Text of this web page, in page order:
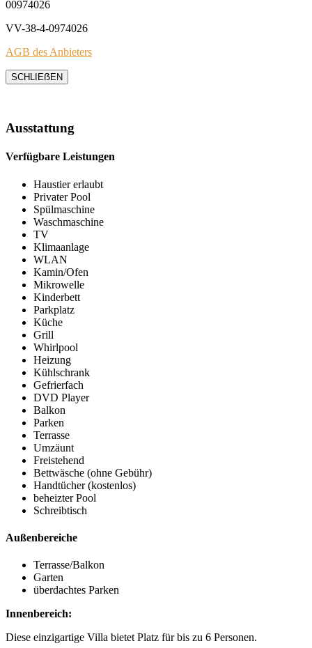
00974026
VV-38-4-0974026
AGB des Anbieters
SCHLIEẞEN
Ausstattung
Verfügbare Leistungen
Haustier erlaubt
Privater Pool
Spülmaschine
Waschmaschine
TV
Klimaanlage
WLAN
Kamin/Ofen
Mikrowelle
Kinderbett
Parkplatz
Küche
Grill
Whirlpool
Heizung
Kühlschrank
Gefrierfach
DVD Player
Balkon
Parken
Terrasse
Umzäunt
Freistehend
Bettwäsche (ohne Gebühr)
Handtücher (kostenlos)
beheizter Pool
Schreibtisch
Außenbereiche
Terrasse/Balkon
Garten
überdachtes Parken
Innenbereich:
Diese einzigartige Villa bietet Platz für bis zu 6 Personen.